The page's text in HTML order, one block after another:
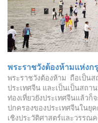
พระราชวังต้องห้ามแห่งก
พระราชวังต้องห้าม ถือเป็น
ประเทศจีน และเป็นเป็นสถ
ท่องเที่ยวยังประเทศจีนแล้ว
ปกครองของประเทศจีนในยุ
เชิงประวัติศาสตร์และวรรณ